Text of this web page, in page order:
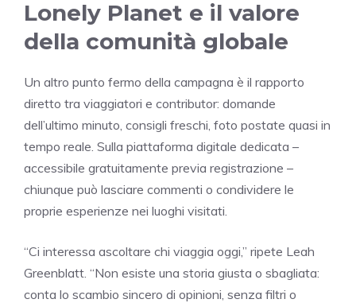
Lonely Planet e il valore
della comunità globale
Un altro punto fermo della campagna è il rapporto
diretto tra viaggiatori e contributor: domande
dell’ultimo minuto, consigli freschi, foto postate quasi in
tempo reale. Sulla piattaforma digitale dedicata –
accessibile gratuitamente previa registrazione –
chiunque può lasciare commenti o condividere le
proprie esperienze nei luoghi visitati.
“Ci interessa ascoltare chi viaggia oggi,” ripete Leah
Greenblatt. “Non esiste una storia giusta o sbagliata:
conta lo scambio sincero di opinioni, senza filtri o